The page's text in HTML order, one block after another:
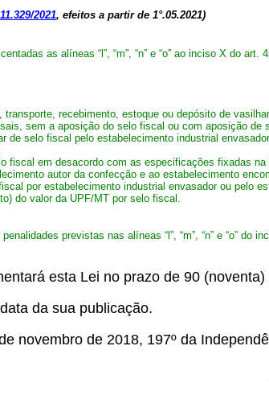
11.329/2021, efeitos a partir de 1°.05.2021)
as alíneas “l”, “m”, “n” e “o” ao inciso X do art.
transporte, recebimento, estoque ou depósito de
sem a aposição do selo fiscal ou com aposição
de selo fiscal pelo estabelecimento industrial
fiscal em desacordo com as especificações fixadas
autor da confecção e ao estabelecimento
por estabelecimento industrial envasador ou pelo
do valor da UPF/MT por selo fiscal.
previstas nas alíneas “l”, “m”, “n” e “o”
esta Lei no prazo de 90
da sua publicação.
novembro de 2018, 197º da